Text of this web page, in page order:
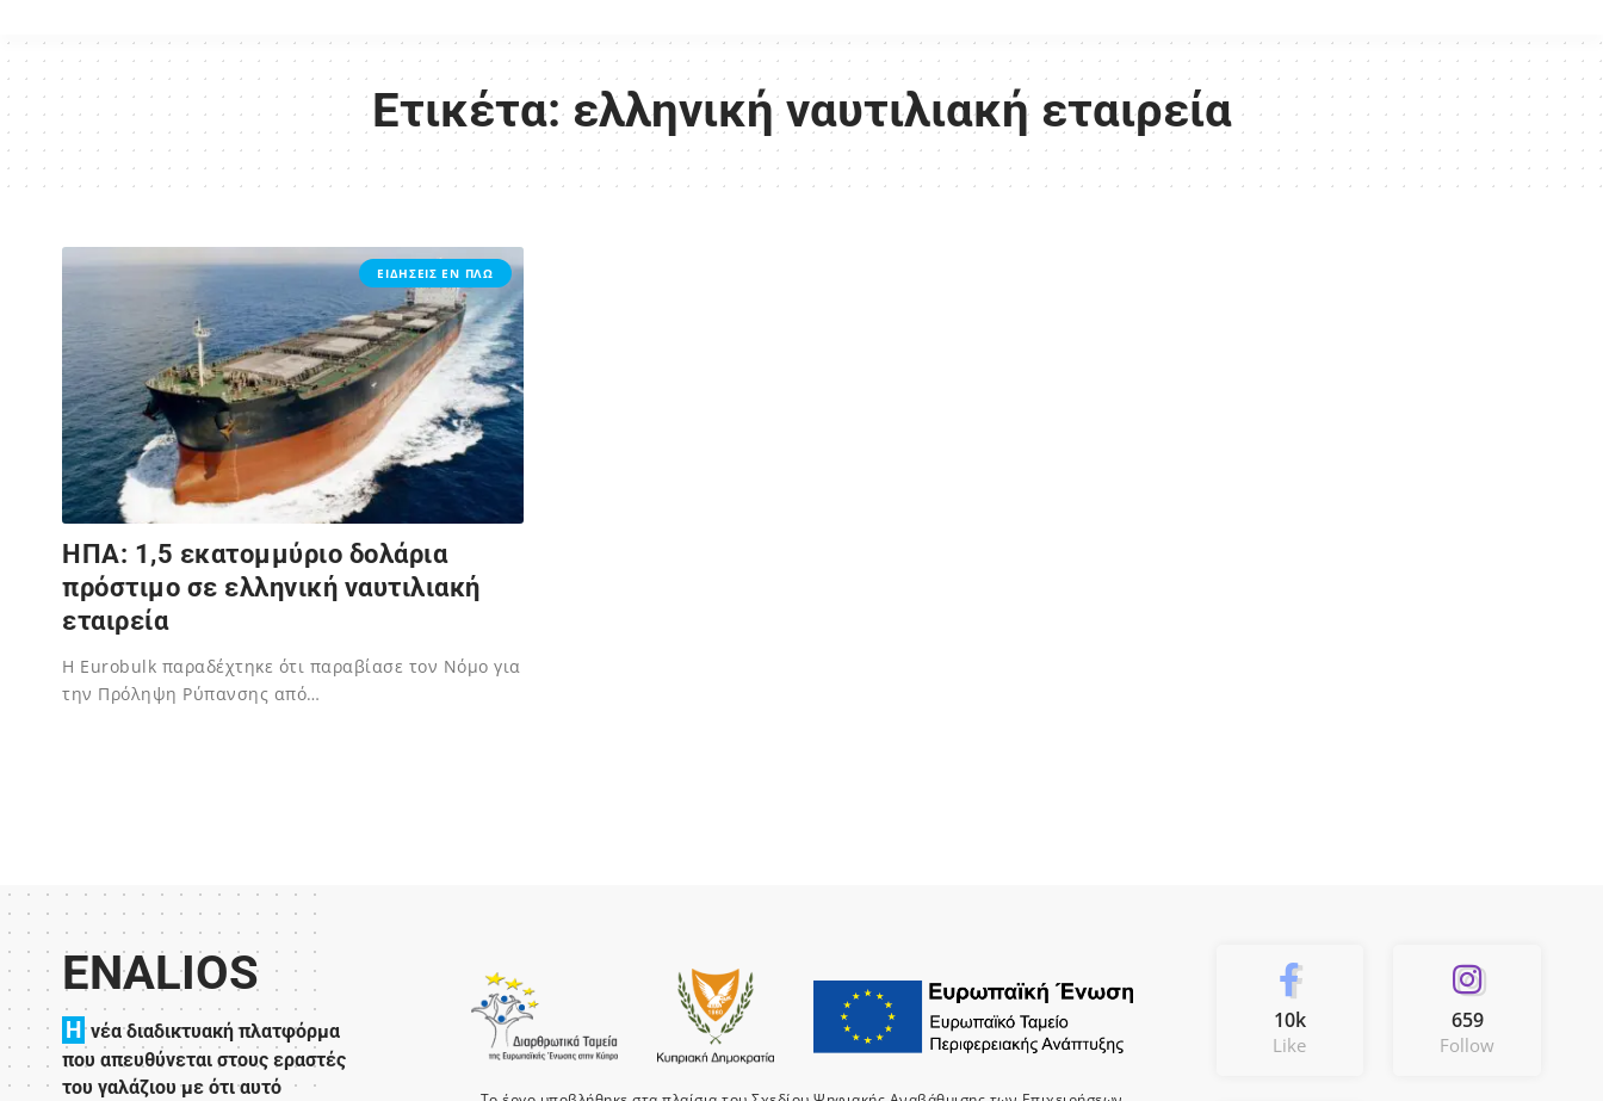
Ετικέτα:ελληνική ναυτιλιακή εταιρεία
ΕΙΔΗΣΕΙΣ ΕΝ ΠΛΩ
ΗΠΑ: 1,5 εκατομμύριο δολάρια
πρόστιμο σε ελληνική ναυτιλιακή
εταιρεία
Η Eurobulk παραδέχτηκε ότι παραβίασε τον Νόμο για
την Πρόληψη Ρύπανσης από…
ENALIOS
H νέα διαδικτυακή πλατφόρμα
που απευθύνεται στους εραστές
του γαλάζιου με ότι αυτό
10k
Like
659
Follow